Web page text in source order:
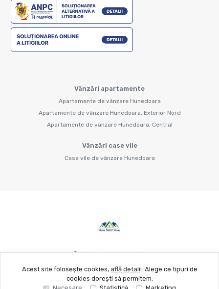
Vânzări apartamente
Apartamente de vânzare Hunedoara
Apartamente de vânzare Hunedoara, Exterior Nord
Apartamente de vânzare Hunedoara, Central
Vânzări case vile
Case vile de vânzare Hunedoara
©2026Larimob Hd S.R.L.
Site creat în
Acest site folosește cookies, află detalii. Alege ce tipuri de
cookies dorești să permitem: